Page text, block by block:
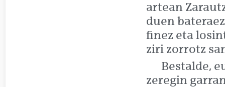
artean
duen
finez eta
ziri zorrotz
Bestalde,
zeregin